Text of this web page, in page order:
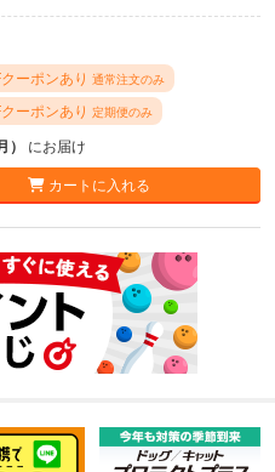
ーポンあり 通常注文のみ
ーポンあり 定期便のみ
） にお届け
カートに入れる